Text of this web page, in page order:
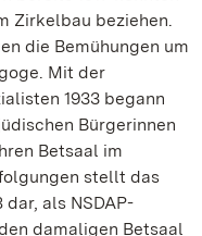
Zirkelbau beziehen.
die Bemühungen um
Mit der
1933 begann
Bürgerinnen
Betsaal im
stellt das
dar, als NSDAP-
damaligen Betsaal